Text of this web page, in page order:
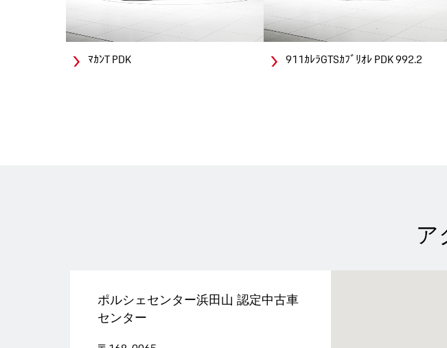
ﾏｶﾝT PDK 911ｶﾚﾗGTSｶﾌﾞﾘｵﾚ PDK 992.2
ア
ポルシェセンター浜田山 認定中古車
センター